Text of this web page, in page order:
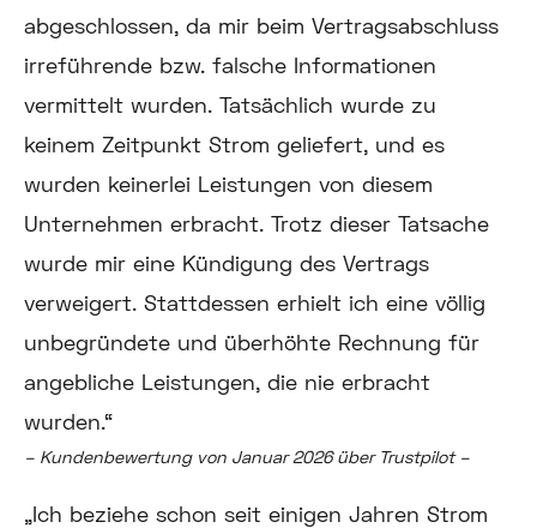
abgeschlossen, da mir beim Vertragsabschluss
irreführende bzw. falsche Informationen
vermittelt wurden. Tatsächlich wurde zu
keinem Zeitpunkt Strom geliefert, und es
wurden keinerlei Leistungen von diesem
Unternehmen erbracht. Trotz dieser Tatsache
wurde mir eine Kündigung des Vertrags
verweigert. Stattdessen erhielt ich eine völlig
unbegründete und überhöhte Rechnung für
angebliche Leistungen, die nie erbracht
wurden.“
– Kundenbewertung von Januar 2026 über Trustpilot –
„Ich beziehe schon seit einigen Jahren Strom